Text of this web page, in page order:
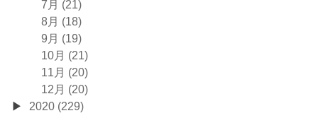
7月 (21)
8月 (18)
9月 (19)
10月 (21)
11月 (20)
12月 (20)
2020 (229)